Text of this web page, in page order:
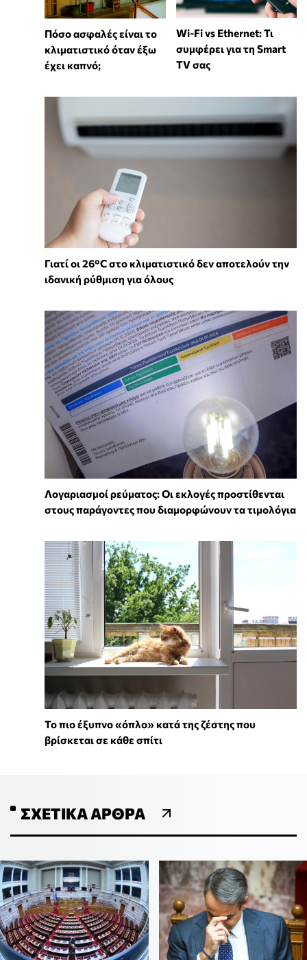
Πόσο ασφαλές είναι το
κλιματιστικό όταν έξω
έχει καπνό;
Wi-Fi vs Ethernet: Τι
συμφέρει για τη Smart
TV σας
Γιατί οι 26°C στο κλιματιστικό δεν αποτελούν την
ιδανική ρύθμιση για όλους
Λογαριασμοί ρεύματος: Οι εκλογές προστίθενται
στους παράγοντες που διαμορφώνουν τα τιμολόγια
To πιο έξυπνο «όπλο» κατά της ζέστης που
βρίσκεται σε κάθε σπίτι
ΣΧΕΤΙΚΆ ΆΡΘΡΑ